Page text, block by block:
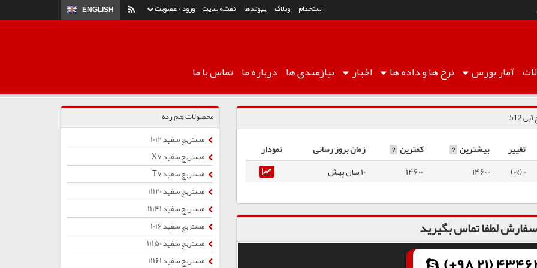
ورود / عضویت ENGLISH استخدام وبلاگ پیوندها نقشه سایت
آماربورس نرخ هاو داده ها اخبار نیازمندی ها درباره ما تماس با ما
512
تغییر بیشترین ? کمترین ? زمان بروز رسانی
نمودار
0 (0%)
14600
14600 10 سال پیش
لطفا تماس بگیرید
محصولات هم رده
مستربچ سفید 1012
مستربچ سفید X7
مستربچ سفید T7
مستربچ سفید 11120
مستربچ سفید 11141
مستربچ سفید 1016
مستربچ سفید 11150
مستربچ سفید 11161